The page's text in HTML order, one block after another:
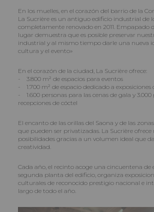
En los muelles, en el corazón del barrio de la
La Sucrière es un antiguo edificio industrial de
completamente renovado en 2011. Empapado
lugar demuestra que es posible preservar
industrial y al mismo tiempo darle una nueva
cultura y el evento»
En el corazón de la ciudad, La Sucrière ofrece:
- 3.800 m² de espacios para eventos
- 1.700 m² de espacio dedicado a exposiciones
- 1.600 personas para las cenas de gala y 3.000
recepciones de cóctel
El encanto de las orillas del Saona y de las
que pueden ser privatizadas. La Sucrière
posibilidades gracias a un volumen ideal que
creatividad.
Cada año, el recinto acoge una cincuentena de
segunda planta del edificio, organiza
culturales de reconocido prestigio nacional e
largo de todo el año.